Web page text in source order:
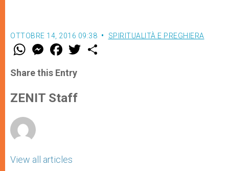
OTTOBRE 14, 2016 09:38 SPIRITUALITÀ E PREGHIERA
W
t
s
p
p
M
e
s
e
g
e
F
a
e
b
o
k
w
Share this Entry
ZENIT Staff
View all articles